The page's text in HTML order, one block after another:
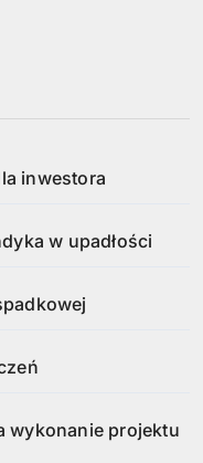
inwestora
w upadłości
wykonanie projektu